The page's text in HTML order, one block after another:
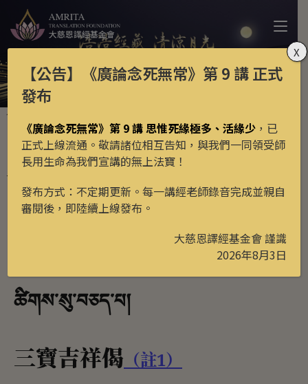
三寶吉祥偈
更新日期: 2026年5月22日
學習次數:
【公告】 《廣論念死無常》第 9 講正式
發布
《廣論念死無常》第 9 講 思惟死緣極多、活緣少 ，已
正式上線流通。敬請諸位相互告知，與我們一同領受師
長用生命為我們宣講的無上法寶！
發布方式：不定期更新。每一講經老師錄音完成並親自
審閱後，即陸續上線發布。
大慈恩譯經基金會 謹識
2026年8月3日
X